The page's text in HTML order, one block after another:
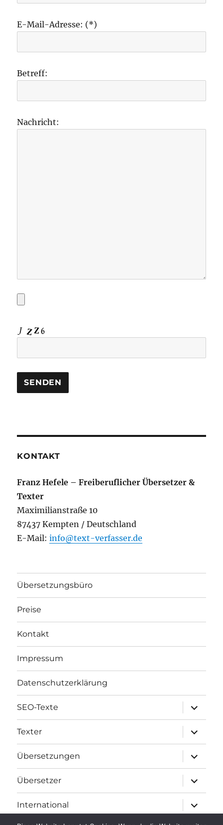
E-Mail-Adresse: (*)
Betreff:
Nachricht:
KONTAKT
Franz Hefele – Freiberuflicher Übersetzer &
Texter
Maximilianstraße 10
87437 Kempten / Deutschland
E-Mail:info@text-verfasser.de
Übersetzungsbüro
Preise
Kontakt
Impressum
Datenschutzerklärung
SEO-Texte
öffnen
Texter
öffnen
Übersetzungen
öffnen
Übersetzer
öffnen
International
öffnen